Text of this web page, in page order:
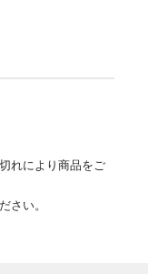
れにより商品をご
さい。